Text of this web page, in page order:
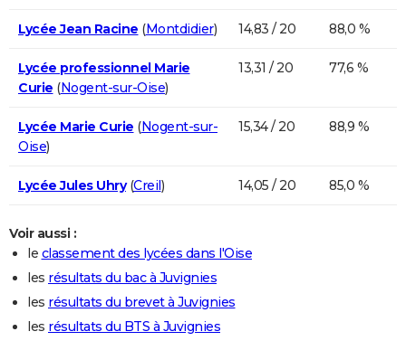
Lycée Jean Racine (Montdidier) 14,83 / 20 88,0 %
Lycée professionnel Marie
Curie (Nogent-sur-Oise)
13,31 / 20 77,6 %
Lycée Marie Curie (Nogent-sur-
Oise)
15,34 / 20 88,9 %
Lycée Jules Uhry(Creil) 14,05 / 20 85,0 %
Voir aussi :
le classement des lycées dans l'Oise
les résultats du bac à Juvignies
les résultats du brevet à Juvignies
les résultats du BTS à Juvignies